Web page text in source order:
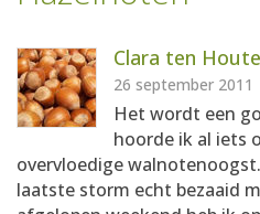
Clara ten
26 september 2011
Het wordt een
hoorde ik al iets
overvloedige
laatste storm echt bezaaid